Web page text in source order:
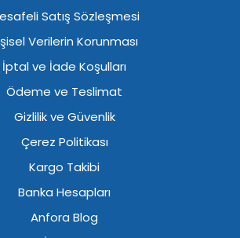
Satış Sözleşmesi
Verilerin Korunması
İptal ve İade Koşulları
Ödeme ve Teslimat
Gizlilik ve Güvenlik
Çerez Politikası
Kargo Takibi
Banka Hesapları
Anfora Blog